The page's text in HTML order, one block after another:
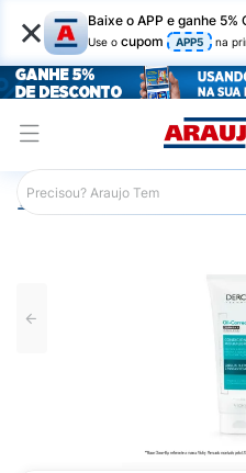
× Baixe o APP e ganhe 5%
Use o cupom APP5 na
Araujo Dermocosméticos